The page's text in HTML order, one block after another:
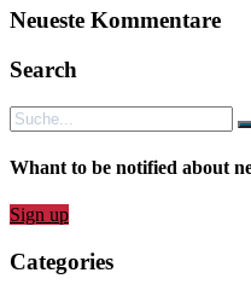
Neueste Kommentare
Search
Whant to be notified about
Sign up
Categories